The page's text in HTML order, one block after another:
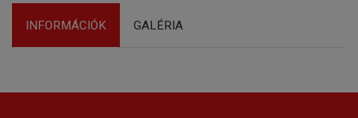
INFORMÁCIÓK GALÉRIA